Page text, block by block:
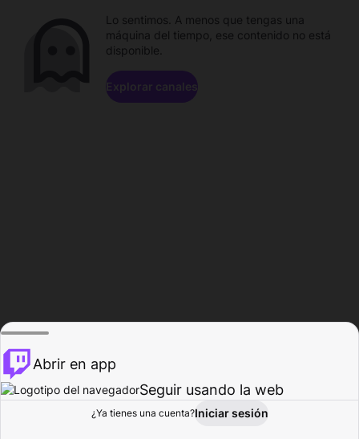
Explorar Actividad
Lo sentimos. A menos que tengas una
máquina del tiempo, ese contenido no está
disponible.
Explorar canales
Abrir en app
Seguir usando la web
¿Ya tienes una cuenta?Iniciar sesión